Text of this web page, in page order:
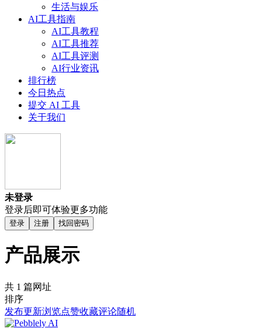
生活与娱乐
AI工具指南
AI工具教程
AI工具推荐
AI工具评测
AI行业资讯
排行榜
今日热点
提交 AI 工具
关于我们
未登录
登录后即可体验更多功能
登录 注册 找回密码
产品展示
共 1 篇网址
排序
发布更新浏览点赞收藏评论随机